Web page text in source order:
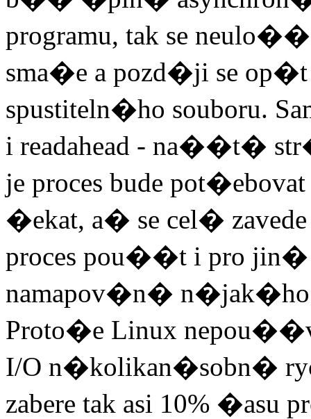
programu, tak se
sma�e a pozd�ji se
spustiteln�ho souboru.
i readahead - na��t�
je proces bude
�ekat, a� se cel�
proces pou��t i pro
namapov�n� n�jak�ho
Proto�e Linux
I/O n�kolikan�sobn�
zabere tak asi 10% �asu